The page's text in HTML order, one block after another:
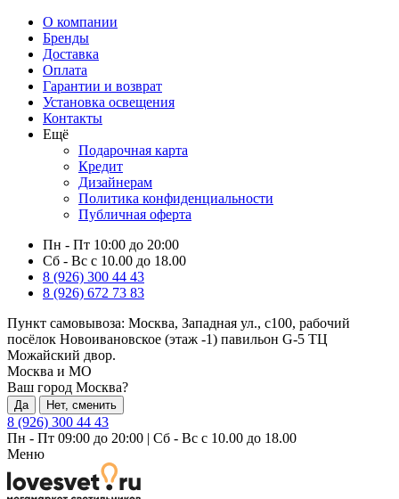
О компании
Бренды
Доставка
Оплата
Гарантии и возврат
Установка освещения
Контакты
Ещё
Подарочная карта
Кредит
Дизайнерам
Политика конфиденциальности
Публичная оферта
Пн - Пт 10:00 до 20:00
Сб - Вс с 10.00 до 18.00
8 (926) 300 44 43
8 (926) 672 73 83
Пункт самовывоза: Москва, Западная ул., с100, рабочий
посёлок Новоивановское (этаж -1) павильон G-5 ТЦ
Можайский двор.
Москва и МО
Ваш город Москва?
Да Нет, сменить
8 (926) 300 44 43
Пн - Пт 09:00 до 20:00 | Сб - Вс с 10.00 до 18.00
Меню